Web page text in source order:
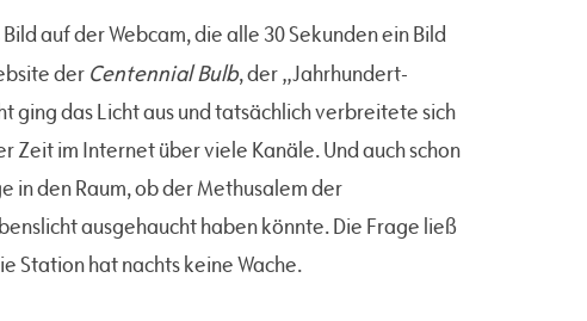
auf der Webcam, die alle 30 Sekunden ein Bild
der Centennial Bulb, der „Jahrhundert-
ging das Licht aus und tatsächlich verbreitete sich
Zeit im Internet über viele Kanäle. Und auch schon
in den Raum, ob der Methusalem der
ausgehaucht haben könnte. Die Frage ließ
Station hat nachts keine Wache.